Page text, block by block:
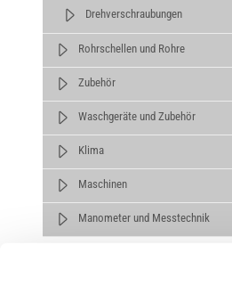
Drehverschraubungen
Rohrschellen und Rohre
Zubehör
Waschgeräte und Zubehör
Klima
Maschinen
Manometer und Messtechnik